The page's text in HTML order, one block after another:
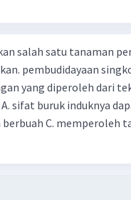
yang diterapkan
unggul seperti sapi
yaitu sapi Shortorn
DNA agar dapat
dan vakuola yang
mati dan tidak
rapat dan vakuola yang
salah satu tanaman
pembudidayaan
yang diperoleh dari
A. sifat buruk induknya
C. memperoleh
unggul hasil perpaduan